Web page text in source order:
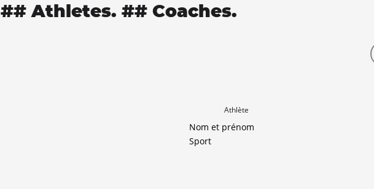
## Athletes. ## Coaches.
Athlète
Nom et prénom
Sport